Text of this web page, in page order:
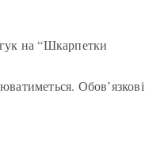
на “Шкарпетки
Обов’язкові